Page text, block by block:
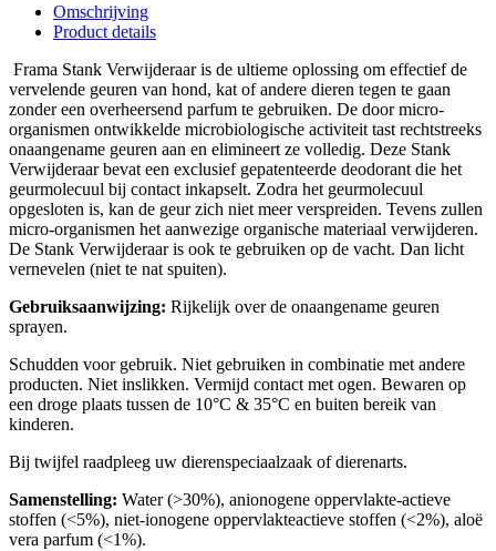
Omschrijving
Product details
Frama Stank Verwijderaar is de ultieme oplossing om effectief de
vervelende geuren van hond, kat of andere dieren tegen te gaan
zonder een overheersend parfum te gebruiken. De door micro-
organismen ontwikkelde microbiologische activiteit tast rechtstreeks
onaangename geuren aan en elimineert ze volledig. Deze Stank
Verwijderaar bevat een exclusief gepatenteerde deodorant die het
geurmolecuul bij contact inkapselt. Zodra het geurmolecuul
opgesloten is, kan de geur zich niet meer verspreiden. Tevens zullen
micro-organismen het aanwezige organische materiaal verwijderen.
De Stank Verwijderaar is ook te gebruiken op de vacht. Dan licht
vernevelen (niet te nat spuiten).
Gebruiksaanwijzing: Rijkelijk over de onaangename geuren
sprayen.
Schudden voor gebruik. Niet gebruiken in combinatie met andere
producten. Niet inslikken. Vermijd contact met ogen. Bewaren op
een droge plaats tussen de 10°C & 35°C en buiten bereik van
kinderen.
Bij twijfel raadpleeg uw dierenspeciaalzaak of dierenarts.
Samenstelling: Water (>30%), anionogene oppervlakte-actieve
stoffen (<5%), niet-ionogene oppervlakteactieve stoffen (<2%), aloë
vera parfum (<1%).